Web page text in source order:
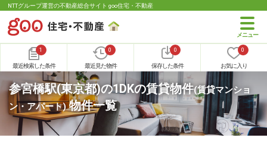
NTTグループ運営の不動産総合サイト goo住宅・不動産
1
最近検索した条件
0
最近見た物件
0
保存した条件
0
お気に入り
参宮橋駅(東京都)の1DKの賃貸物件(賃貸マンショ
ン・アパート)物件一覧